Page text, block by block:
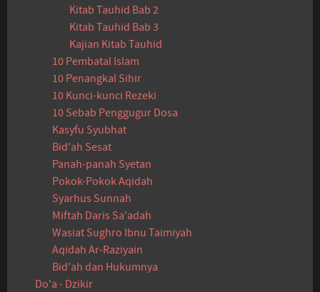
Kitab Tauhid Bab 2
Kitab Tauhid Bab 3
Kajian Kitab Tauhid
10 Pembatal Islam
10 Penangkal Sihir
10 Kunci-kunci Rezeki
10 Sebab Penggugur Dosa
Kasyfu Syubhat
Bid'ah Sesat
Panah-panah Syetan
Pokok-Pokok Aqidah
Syarhus Sunnah
Miftah Daris Sa'adah
Wasiat Sughro Ibnu Taimiyah
Aqidah Ar-Raziyain
Bid'ah dan Hukumnya
Do'a - Dzikir